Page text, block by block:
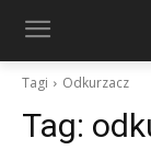
Tagi Odkurzacz
Tag: